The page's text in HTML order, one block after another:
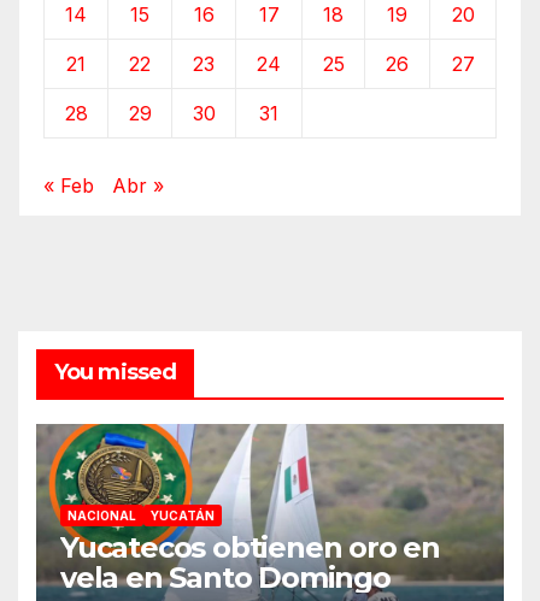
14 15 16 17 18 19 20
21 22 23 24 25 26 27
28 29 30 31
« Feb Abr »
You missed
NACIONAL YUCATÁN
Yucatecos obtienen oro en
vela en Santo Domingo